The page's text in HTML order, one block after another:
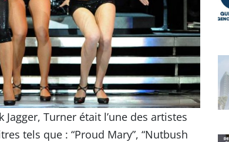
Turner était l’une des artistes
tels que : “Proud Mary”, “Nutbush